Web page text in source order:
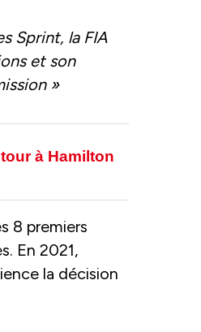
Sprint, la FIA
et son
»
à Hamilton
8 premiers
En 2021,
la décision